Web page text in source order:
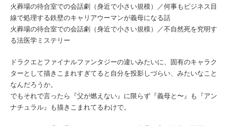
火葬場の待合室での会話劇（身近で小さい規模）／何事もビジネス目
線で処理する鉄壁のキャリアウーマンが義母になる話
火葬場の待合室での会話劇（身近で小さい規模）／不自然死を究明す
る法医学ミステリー
ドラクエとファイナルファンタジーの違いみたいに、固有のキャラク
ターとして描きこまれすぎてると自分を投影しづらい、みたいなこと
なんだろうか。
でもそれで言ったら『父が燃えない』に限らず『義母と〜』も『アン
ナチュラル』も描きこまれてるわけで。